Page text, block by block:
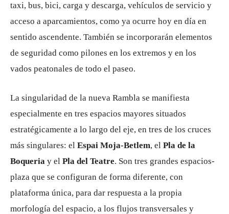
taxi, bus, bici, carga y descarga, vehículos de servicio y
acceso a aparcamientos, como ya ocurre hoy en día en
sentido ascendente. También se incorporarán elementos
de seguridad como pilones en los extremos y en los
vados peatonales de todo el paseo.
La singularidad de la nueva Rambla se manifiesta
especialmente en tres espacios mayores situados
estratégicamente a lo largo del eje, en tres de los cruces
más singulares: el Espai Moja-Betlem, el Pla de la
Boqueria y el Pla del Teatre. Son tres grandes espacios-
plaza que se configuran de forma diferente, con
plataforma única, para dar respuesta a la propia
morfología del espacio, a los flujos transversales y